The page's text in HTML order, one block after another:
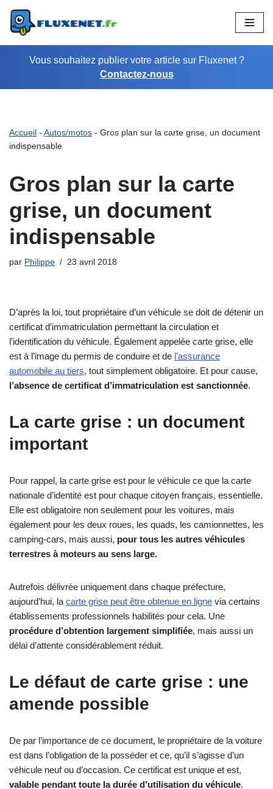
Aller
au
contenuVous souhaitez publier votre article sur Fluxenet ?
Contactez-nous
Accueil - Autos/motos - Gros plan sur la carte grise, un document
indispensable
Gros plan sur la carte
grise, un document
indispensable
par Philippe 23 avril 2018
D’après la loi, tout propriétaire d’un véhicule se doit de détenir un
certificat d’immatriculation permettant la circulation et
l’identification du véhicule. Également appelée carte grise, elle
est à l’image du permis de conduire et de l'assurance
automobile au tiers, tout simplement obligatoire. Et pour cause,
l’absence de certificat d’immatriculation est sanctionnée.
La carte grise : un document
important
Pour rappel, la carte grise est pour le véhicule ce que la carte
nationale d’identité est pour chaque citoyen français, essentielle.
Elle est obligatoire non seulement pour les voitures, mais
également pour les deux roues, les quads, les camionnettes, les
camping-cars, mais aussi, pour tous les autres véhicules
terrestres à moteurs au sens large.
Autrefois délivrée uniquement dans chaque préfecture,
aujourd’hui, la carte grise peut être obtenue en ligne via certains
établissements professionnels habilités pour cela. Une
procédure d’obtention largement simplifiée, mais aussi un
délai d’attente considérablement réduit.
Le défaut de carte grise : une
amende possible
De par l’importance de ce document, le propriétaire de la voiture
est dans l’obligation de la posséder et ce, qu’il s’agisse d’un
véhicule neuf ou d’occasion. Ce certificat est unique et est,
valable pendant toute la durée d’utilisation du véhicule.